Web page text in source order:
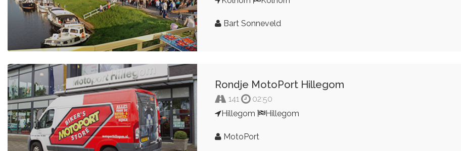
Bart Sonneveld
Rondje MotoPort Hillegom
141
02:50
Hillegom
Hillegom
MotoPort